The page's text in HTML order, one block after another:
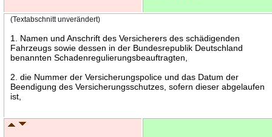
(Textabschnitt unverändert)
1. Namen und Anschrift des Versicherers des schädigenden
Fahrzeugs sowie dessen in der Bundesrepublik Deutschland
benannten Schadenregulierungsbeauftragten,
2. die Nummer der Versicherungspolice und das Datum der
Beendigung des Versicherungsschutzes, sofern dieser abgelaufen
ist,